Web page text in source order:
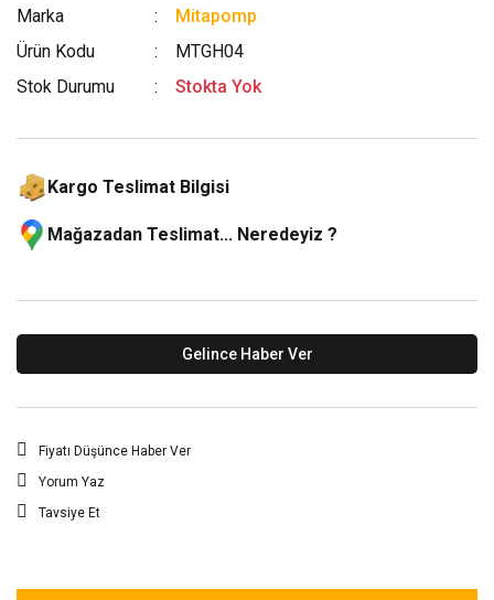
Marka
Mitapomp
Ürün Kodu
MTGH04
Stok Durumu
Stokta Yok
Kargo Teslimat Bilgisi
Mağazadan Teslimat... Neredeyiz ?
Gelince Haber Ver
Fiyatı Düşünce Haber Ver
Yorum Yaz
Tavsiye Et